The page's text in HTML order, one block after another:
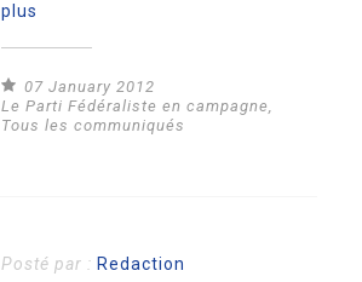
plus
07 January 2012
Le Parti Fédéraliste en campagne,
Tous les communiqués
Posté par : Redaction